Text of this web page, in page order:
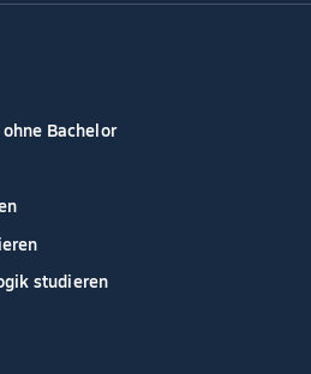
Bachelor
studieren